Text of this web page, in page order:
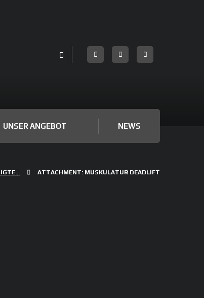
UNSER ANGEBOT NEWS
ATTACHMENT: MUSKULATUR DEADLIFT